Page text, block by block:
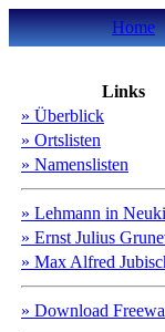
Home
Links
» Überblick
» Ortslisten
» Namenslisten
» Lehmann in
» Ernst Julius
» Max Alfred
» Download